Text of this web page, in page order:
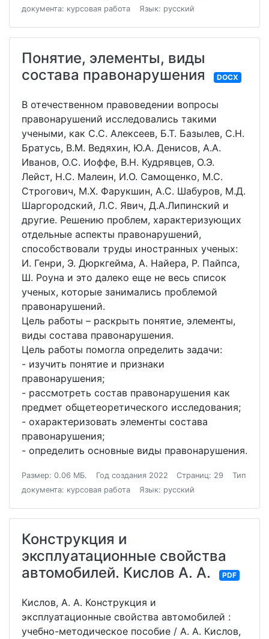
документа: курсовая работа
Язык: русский
Понятие, элементы, виды
состава правонарушения
DOCX
В отечественном правоведении вопросы
правонарушений исследовались такими
учеными, как С.С. Алексеев, Б.Т. Базылев, С.Н.
Братусь, В.М. Ведяхин, Ю.А. Денисов, А.А.
Иванов, О.С. Иоффе, В.Н. Кудрявцев, О.Э.
Лейст, Н.С. Малеин, И.О. Самощенко, М.С.
Строгович, М.Х. Фарукшин, А.С. Шабуров, М.Д.
Шаргородский, Л.С. Явич, Д.А.Липинский и
другие. Решению проблем, характеризующих
отдельные аспекты правонарушений,
способствовали труды иностранных ученых:
И. Генри, Э. Дюркгейма, А. Найера, Р. Пайпса,
Ш. Роуна и это далеко еще не весь список
ученых, которые занимались проблемой
правонарушений.
Цель работы – раскрыть понятие, элементы,
виды состава правонарушения.
Цель работы помогла определить задачи:
- изучить понятие и признаки
правонарушения;
- рассмотреть состав правонарушения как
предмет общетеоретического исследования;
- охарактеризовать элементы состава
правонарушения;
- определить основные виды правонарушения.
Размер: 0.06 МБ. Год создания 2022 Страниц: 29
Тип
документа: курсовая работа
Язык: русский
Конструкция и
эксплуатационные свойства
автомобилей. Кислов А. А.
PDF
Кислов, А. А. Конструкция и
эксплуатационные свойства автомобилей :
учебно-методическое пособие / А. А. Кислов,